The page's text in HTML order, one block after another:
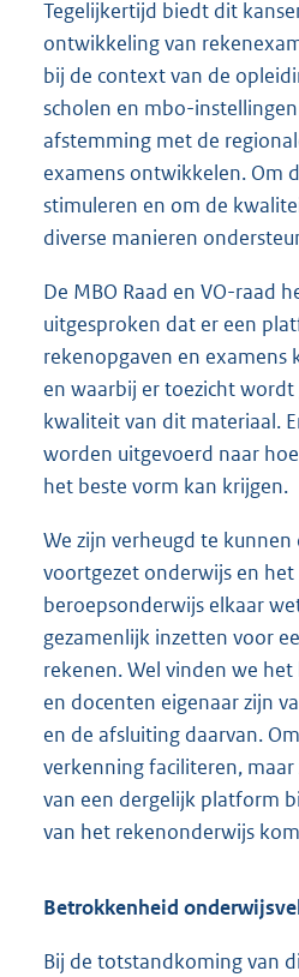
Tegelijkertijd biedt dit
ontwikkeling van
bij de context van de
scholen en mbo-
afstemming met de
examens ontwikkelen. Om
stimuleren en om de
diverse manieren
De MBO Raad en VO-raad
uitgesproken dat er een
rekenopgaven en examens
en waarbij er toezicht
kwaliteit van dit materiaal.
worden uitgevoerd naar
het beste vorm kan krijgen.
We zijn verheugd te
voortgezet onderwijs en
beroepsonderwijs elkaar
gezamenlijk inzetten voor
rekenen. Wel vinden we
en docenten eigenaar zijn
en de afsluiting daarvan.
verkenning faciliteren, maar
van een dergelijk platform
van het rekenonderwijs
Betrokkenheid
Bij de totstandkoming van